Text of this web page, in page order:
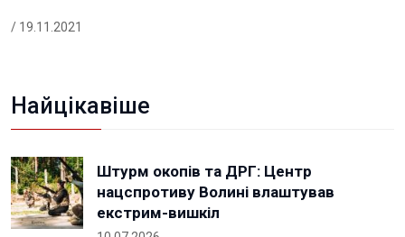
/ 19.11.2021
Найцікавіше
Штурм окопів та ДРГ: Центр
нацспротиву Волині влаштував
екстрим-вишкіл